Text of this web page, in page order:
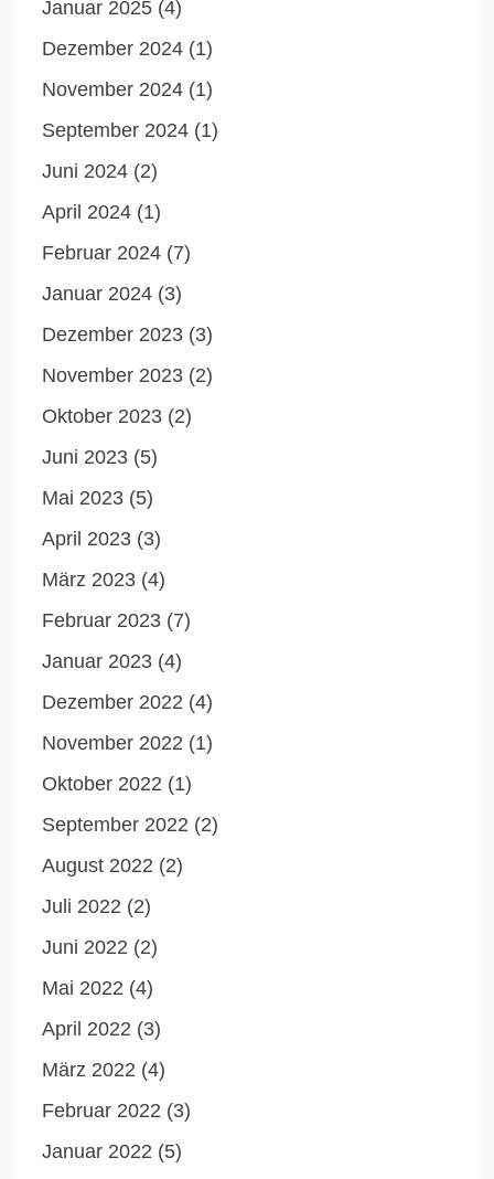
Januar 2025 (4)
Dezember 2024 (1)
November 2024 (1)
September 2024 (1)
Juni 2024 (2)
April 2024 (1)
Februar 2024 (7)
Januar 2024 (3)
Dezember 2023 (3)
November 2023 (2)
Oktober 2023 (2)
Juni 2023 (5)
Mai 2023 (5)
April 2023 (3)
März 2023 (4)
Februar 2023 (7)
Januar 2023 (4)
Dezember 2022 (4)
November 2022 (1)
Oktober 2022 (1)
September 2022 (2)
August 2022 (2)
Juli 2022 (2)
Juni 2022 (2)
Mai 2022 (4)
April 2022 (3)
März 2022 (4)
Februar 2022 (3)
Januar 2022 (5)